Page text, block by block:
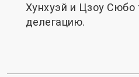
Хунхуэй и Цзоу Сюбо
делегацию.